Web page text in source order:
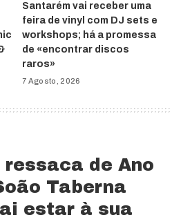
Santarém vai receber uma
feira de vinyl com DJ sets e
workshops; há a promessa
de «encontrar discos
raros»
7 Agosto, 2026
ressaca de Ano
Taberna
estar à sua